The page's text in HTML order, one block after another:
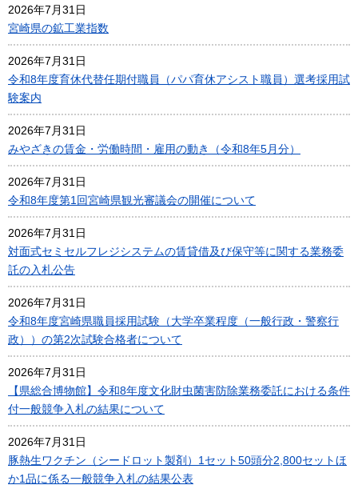
2026年7月31日
宮崎県の鉱工業指数
2026年7月31日
令和8年度育休代替任期付職員（パパ育休アシスト職員）選考採用試
験案内
2026年7月31日
みやざきの賃金・労働時間・雇用の動き（令和8年5月分）
2026年7月31日
令和8年度第1回宮崎県観光審議会の開催について
2026年7月31日
対面式セミセルフレジシステムの賃貸借及び保守等に関する業務委
託の入札公告
2026年7月31日
令和8年度宮崎県職員採用試験（大学卒業程度（一般行政・警察行
政））の第2次試験合格者について
2026年7月31日
【県総合博物館】令和8年度文化財虫菌害防除業務委託における条件
付一般競争入札の結果について
2026年7月31日
豚熱生ワクチン（シードロット製剤）1セット50頭分2,800セットほ
か1品に係る一般競争入札の結果公表